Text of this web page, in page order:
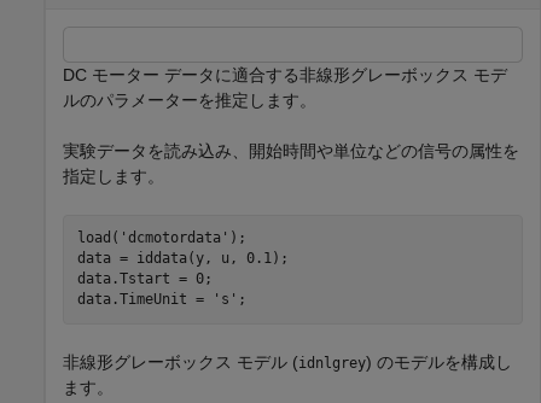
DC モーター データに適合する非線形グレーボックス モデ
ルのパラメーターを推定します。
実験データを読み込み、開始時間や単位などの信号の属性を
指定します。
load( 'dcmotordata' );
data = iddata(y, u, 0.1);
data.Tstart = 0;
data.TimeUnit =
's' ;
非線形グレーボックス モデル (idnlgrey) のモデルを構成し
ます。